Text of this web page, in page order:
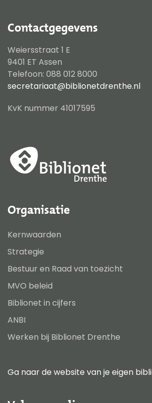
Contactgegevens
Weiersstraat 1 E
9401 ET Assen
Telefoon: 088 012 8000
secretariaat@biblionetdrenthe.nl
KvK nummer 41017595
Organisatie
Kernwaarden
Strategie
Bestuur en Raad van toezicht
MVO beleid
Biblionet in cijfers
ANBI
Werken bij Biblionet Drenthe
Ga naar de website van je eigen